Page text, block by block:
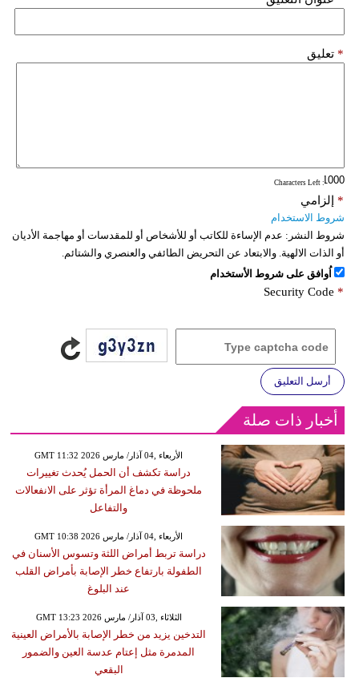
تعليق *
: Characters Left
إلزامي *
شروط الاستخدام
شروط النشر: عدم الإساءة للكاتب أو للأشخاص أو للمقدسات أو مهاجمة الأديان
أو الذات الالهية. والابتعاد عن التحريض الطائفي والعنصري والشتائم.
اُوافق على شروط الأستخدام
Security Code *
أرسل التعليق
أخبار ذات صلة
GMT 11:32 2026 الأربعاء ,04 آذار/ مارس
دراسة تكشف أن الحمل يُحدث تغييرات
ملحوظة في دماغ المرأة تؤثر على الانفعالات
والتفاعل
GMT 10:38 2026 الأربعاء ,04 آذار/ مارس
دراسة تربط أمراض اللثة وتسوس الأسنان في
الطفولة بارتفاع خطر الإصابة بأمراض القلب
عند البلوغ
GMT 13:23 2026 الثلاثاء ,03 آذار/ مارس
التدخين يزيد من خطر الإصابة بالأمراض العينية
المدمرة مثل إعتام عدسة العين والضمور
البقعي